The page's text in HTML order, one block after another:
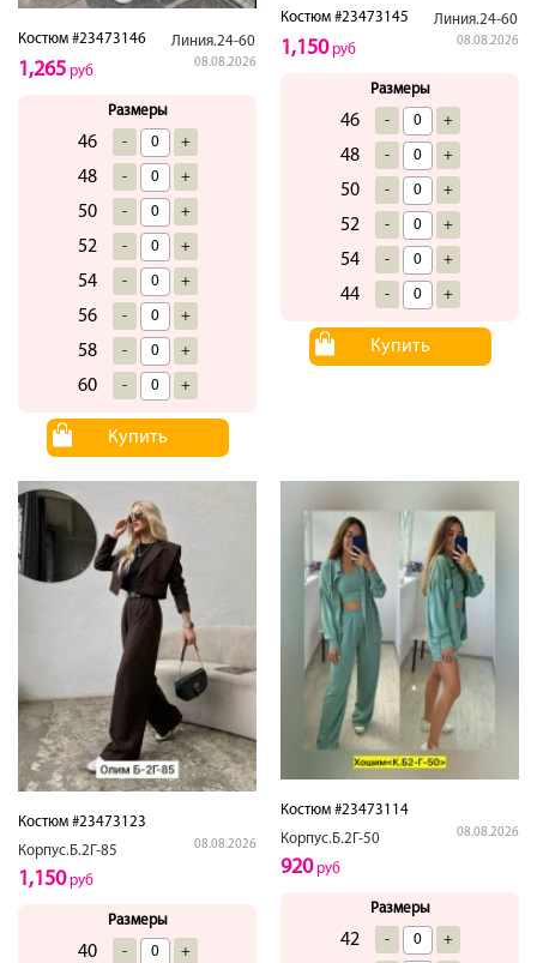
Костюм #23473146 Линия.24-60
08.08.2026
1,265 руб
Размеры
46 - +
48 - +
50 - +
52 - +
54 - +
56 - +
58 - +
60 - +
Купить
Костюм #23473145 Линия.24-60
08.08.2026
1,150руб
Размеры
46 - +
48 - +
50 - +
52 - +
54 - +
44 - +
Купить
Костюм #23473123
Корпус.Б.2Г-85
08.08.2026
1,150руб
Размеры
40 - +
Костюм #23473114
Корпус.Б.2Г-50
08.08.2026
920руб
Размеры
42 - +